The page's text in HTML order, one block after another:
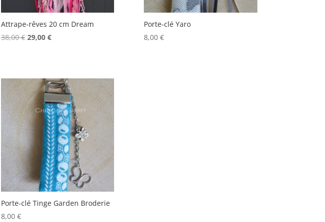
Attrape-rêves 20 cm Dream
38,00€ Le
38,00 €.
29,00 €Le
29,00 €.
Porte-clé Yaro
8,00€
Porte-clé Tinge Garden Broderie
8,00 €